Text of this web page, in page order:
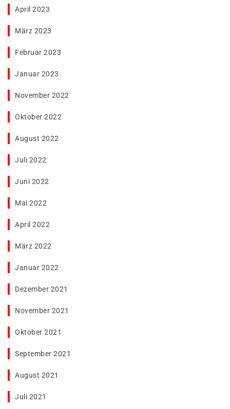
April 2023
März 2023
Februar 2023
Januar 2023
November 2022
Oktober 2022
August 2022
Juli 2022
Juni 2022
Mai 2022
April 2022
März 2022
Januar 2022
Dezember 2021
November 2021
Oktober 2021
September 2021
August 2021
Juli 2021